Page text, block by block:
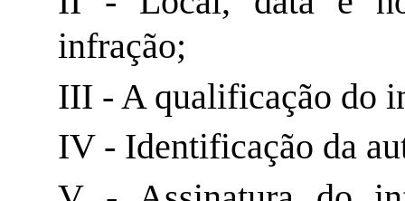
infração;
III - A qualificação do
IV - Identificação da